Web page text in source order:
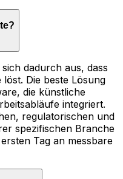
dadurch aus, dass
Die beste Lösung
die künstliche
integriert.
regulatorischen und
spezifischen Branche
Tag an messbare